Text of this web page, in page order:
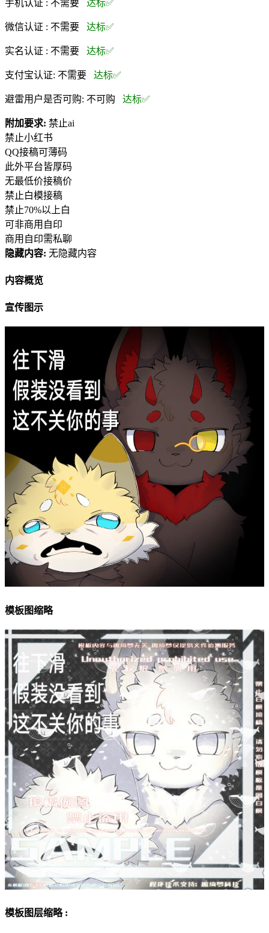
手机认证 : 不需要 达标✅
微信认证 : 不需要 达标✅
实名认证 : 不需要 达标✅
支付宝认证: 不需要 达标✅
避雷用户是否可购: 不可购 达标✅
附加要求: 禁止ai
禁止小红书
QQ接稿可薄码
此外平台皆厚码
无最低价接稿价
禁止白模接稿
禁止70%以上白
可非商用自印
商用自印需私聊
隐藏内容: 无隐藏内容
内容概览
宣传图示
模板图缩略
模板图层缩略 :